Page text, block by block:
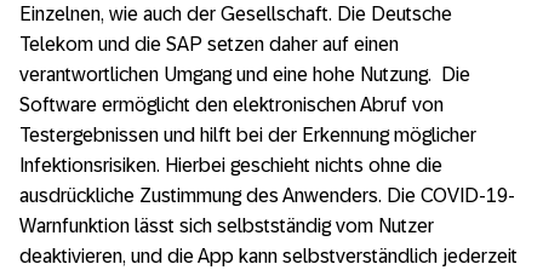
Einzelnen, wie auch der Gesellschaft. Die Deutsche
Telekom und die SAP setzen daher auf einen
verantwortlichen Umgang und eine hohe Nutzung. Die
Software ermöglicht den elektronischen Abruf von
Testergebnissen und hilft bei der Erkennung möglicher
Infektionsrisiken. Hierbei geschieht nichts ohne die
ausdrückliche Zustimmung des Anwenders. Die COVID-19-
Warnfunktion lässt sich selbstständig vom Nutzer
deaktivieren, und die App kann selbstverständlich jederzeit